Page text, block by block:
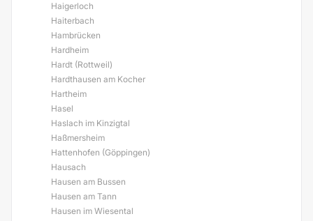
Haigerloch
Haiterbach
Hambrücken
Hardheim
Hardt (Rottweil)
Hardthausen am Kocher
Hartheim
Hasel
Haslach im Kinzigtal
Haßmersheim
Hattenhofen (Göppingen)
Hausach
Hausen am Bussen
Hausen am Tann
Hausen im Wiesental